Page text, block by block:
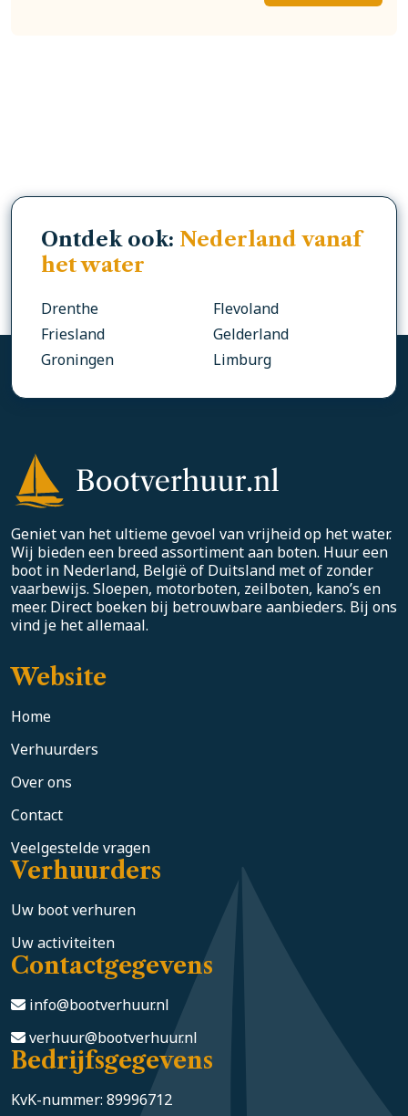
Ontdek ook: Nederland vanaf
het water
Drenthe
Flevoland
Friesland
Gelderland
Groningen
Limburg
Geniet van het ultieme gevoel van vrijheid op het water.
Wij bieden een breed assortiment aan boten. Huur een
boot in Nederland, België of Duitsland met of zonder
vaarbewijs. Sloepen, motorboten, zeilboten, kano’s en
meer. Direct boeken bij betrouwbare aanbieders. Bij ons
vind je het allemaal.
Website
Home
Verhuurders
Over ons
Contact
Veelgestelde vragen
Verhuurders
Uw boot verhuren
Uw activiteiten
Contactgegevens
info@bootverhuur.nl
verhuur@bootverhuur.nl
Bedrijfsgegevens
KvK-nummer: 89996712